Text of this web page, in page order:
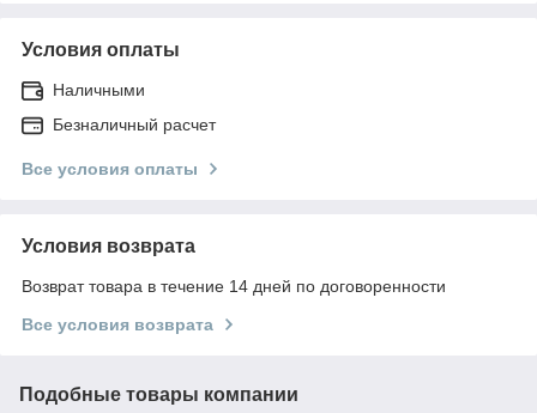
Условия оплаты
Наличными
Безналичный расчет
Все условия оплаты
Условия возврата
Возврат товара в течение 14 дней по договоренности
Все условия возврата
Подобные товары компании